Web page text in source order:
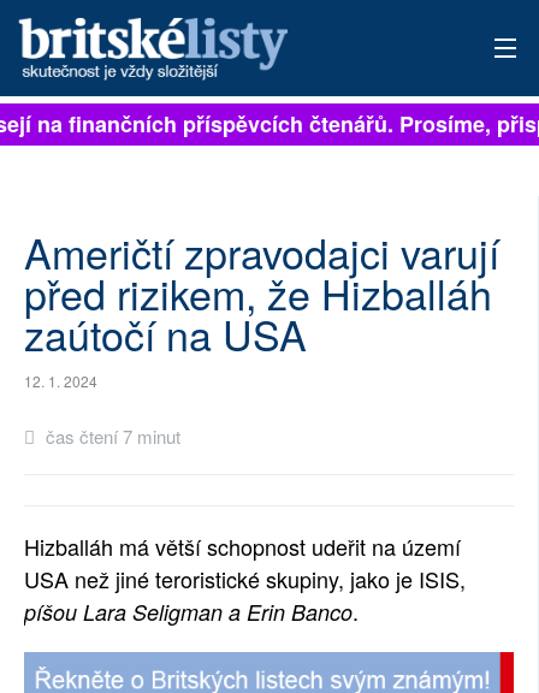
PŘIHLÁSIT
ARCHIV
ROZHOVORY
TÉMATA
SOCIÁLNÍ SÍTĚ
RUBRIKY
PLNÁ VERZE STRÁNEK
na finančních příspěvcích čtenářů. Prosíme,
Američtí zpravodajci varují
před rizikem, že Hizballáh
zaútočí na USA
12. 1. 2024
čas čtení 7 minut
Hizballáh má větší schopnost udeřit na území
USA než jiné teroristické skupiny, jako je ISIS,
píšou Lara Seligman a Erin Banco.